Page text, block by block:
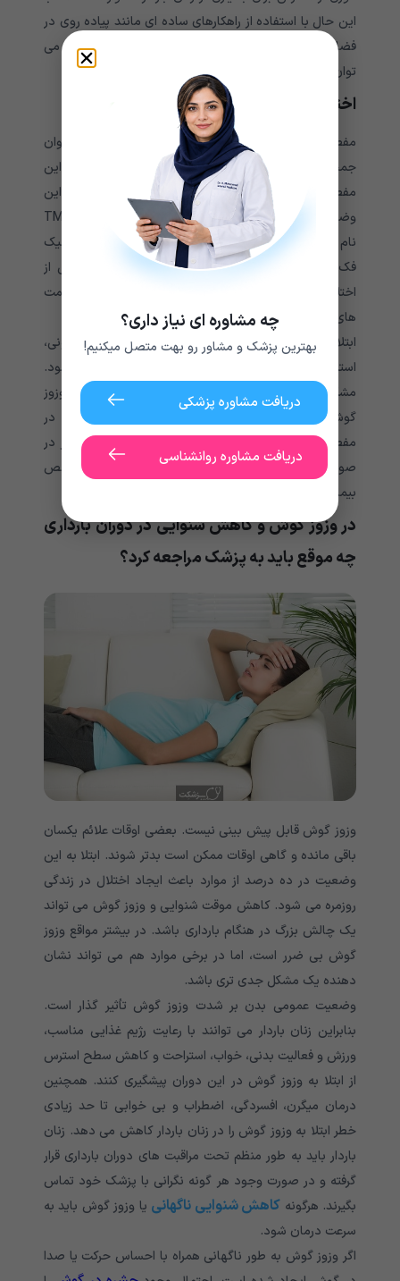
این حال با استفاده از راهکارهای ساده ای مانند پیاده روی در
فضای سبز، انجام تمرینات مراقبه، تنفس عمیق یا ماساژ می
توان تا حد زیادی از استرس دوری کرد.
اختلال مفصل فکی گیجگاهی
مفصل فک رابطی است که استخوان فک را به استخوان
جمجمه متصل می کند. بروز هر گونه آسیب یا التهاب در این
مفصل باعث ایجاد اختلال در عملکرد فک می شود. این
وضعیت در اصطلاح پزشکی اختلال مفصل گیجگاهی یا TMJ
نام دارد. TMJ با علائمی مانند درد مفصل فک، صدای کلیک
فک، قفل شدن فک و گوش درد همراه است. درد ناشی از
اختلال مفصل گیجگاهی ممکن است علاوه بر فک سایر قسمت
های صورت مانند چشم ها و گوش ها را هم درگیر کند.
ابتلا به اختلال مفصل گیجگاهی به دلیل تغییرات هورمونی،
استرس و سایر عوامل در زنان باردار بیشتر دیده می شود.
مشکلات مربوط به مفصل فک می تواند باعث ایجاد وزوز
گوش یا احساس گرفتگی گوش شود. زیرا عدم تعادل در
مفصل فک منجر به فشار در گوش می شود. زنان باردار در
صورت ابتلا به این وضعیت باید با یک دندانپزشک متخصص
بیماری های فک و صورت مشورت کنند.
در وزوز گوش و کاهش شنوایی در دوران بارداری
چه موقع باید به پزشک مراجعه کرد؟
وزوز گوش قابل پیش بینی نیست. بعضی اوقات علائم یکسان
باقی مانده و گاهی اوقات ممکن است بدتر شوند. ابتلا به این
وضعیت در ده درصد از موارد باعث ایجاد اختلال در زندگی
روزمره می شود. کاهش موقت شنوایی و وزوز گوش می تواند
یک چالش بزرگ در هنگام بارداری باشد. در بیشتر مواقع وزوز
گوش بی ضرر است، اما در برخی موارد هم می تواند نشان
دهنده یک مشکل جدی تری باشد.
وضعیت عمومی بدن بر شدت وزوز گوش تأثیر گذار است.
بنابراین زنان باردار می توانند با رعایت رژیم غذایی مناسب،
ورزش و فعالیت بدنی، خواب، استراحت و کاهش سطح استرس
از ابتلا به وزوز گوش در این دوران پیشگیری کنند. همچنین
درمان میگرن، افسردگی، اضطراب و بی خوابی تا حد زیادی
خطر ابتلا به وزوز گوش را در زنان باردار کاهش می دهد. زنان
باردار باید به طور منظم تحت مراقبت های دوران بارداری قرار
گرفته و در صورت وجود هر گونه نگرانی با پزشک خود تماس
بگیرند. هرگونه کاهش شنوایی ناگهانی یا وزوز گوش باید به
سرعت درمان شود.
اگر وزوز گوش به طور ناگهانی همراه با احساس حرکت یا صدا
چه مشاوره ای نیاز داری؟
بهترین پزشک و مشاور رو بهت متصل میکنیم!
دریافت مشاوره پزشکی
دریافت مشاوره روانشناسی